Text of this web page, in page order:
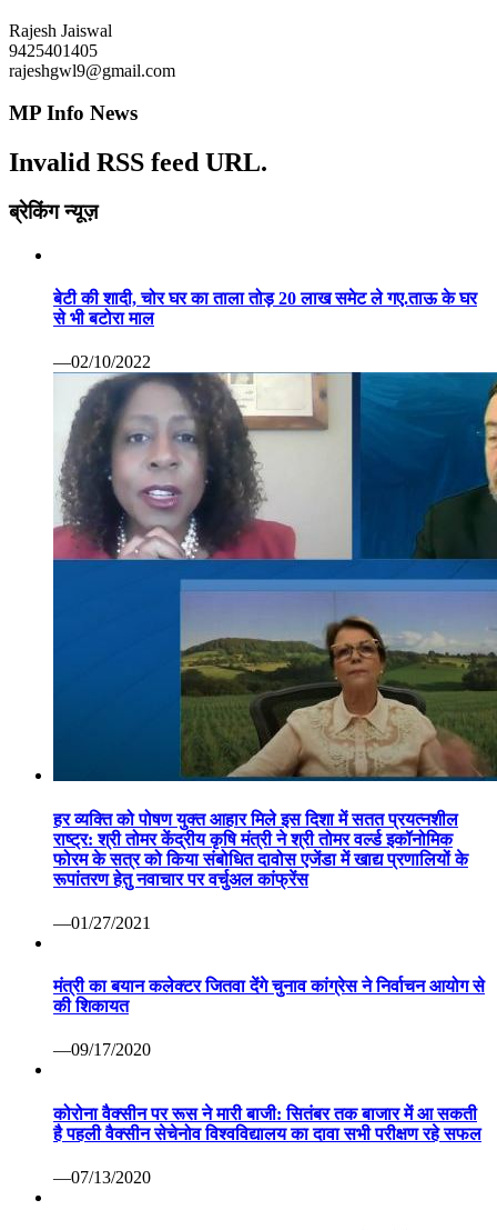
Rajesh Jaiswal
9425401405
rajeshgwl9@gmail.com
MP Info News
Invalid RSS feed URL.
ब्रेकिंग न्यूज़
बेटी की शादी, चोर घर का ताला तोड़ 20 लाख समेट ले गए.ताऊ के घर
से भी बटोरा माल
—02/10/2022
हर व्यक्ति को पोषण युक्त आहार मिले इस दिशा में सतत प्रयत्नशील
राष्ट्र: श्री तोमर केंद्रीय कृषि मंत्री ने श्री तोमर वर्ल्ड इकॉनोमिक
फोरम के सत्र को किया संबोधित दावोस एजेंडा में खाद्य प्रणालियों के
रूपांतरण हेतु नवाचार पर वर्चुअल कांफ्रेंस
—01/27/2021
मंत्री का बयान कलेक्टर जितवा देंगे चुनाव कांग्रेस ने निर्वाचन आयोग से
की शिकायत
—09/17/2020
कोरोना वैक्सीन पर रूस ने मारी बाजी: सितंबर तक बाजार में आ सकती
है पहली वैक्सीन सेचेनोव विश्वविद्यालय का दावा सभी परीक्षण रहे सफल
—07/13/2020